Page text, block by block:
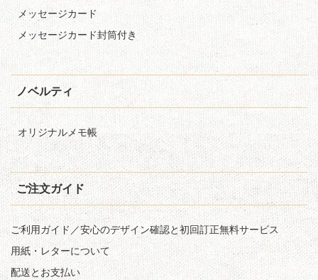
メッセージカード
メッセージカード封筒付き
ノベルティ
オリジナルメモ帳
ご注文ガイド
ご利用ガイド／安心のデザイン確認と初回訂正無料サービス
用紙・レターについて
配送とお支払い